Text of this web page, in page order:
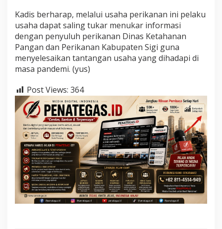
Kadis berharap, melalui usaha perikanan ini pelaku
usaha dapat saling tukar menukar informasi
dengan penyuluh perikanan Dinas Ketahanan
Pangan dan Perikanan Kabupaten Sigi guna
menyelesaikan tantangan usaha yang dihadapi di
masa pandemi. (yus)
Post Views: 364